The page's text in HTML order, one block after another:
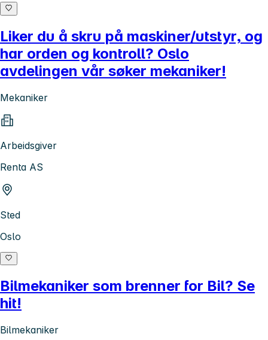
Liker du å skru på maskiner/utstyr, og
har orden og kontroll? Oslo
avdelingen vår søker mekaniker!
Mekaniker
Arbeidsgiver
Renta AS
Sted
Oslo
Bilmekaniker som brenner for Bil? Se
hit!
Bilmekaniker